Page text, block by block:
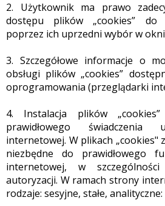
2. Użytkownik ma prawo
dostępu plików „cookies” do
poprzez ich uprzedni wybór w
3. Szczegółowe informacje o
obsługi plików „cookies”
oprogramowania (przeglądarki
4. Instalacja plików
prawidłowego
internetowej. W plikach „cookies"
niezbędne do prawidłowego
internetowej, w
autoryzacji. W ramach strony
rodzaje: sesyjne, stałe, analityczne: